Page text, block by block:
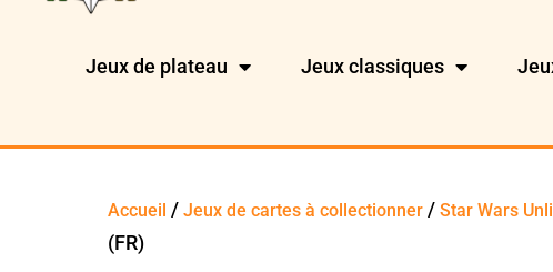
Jeux de plateau Jeux classiques
Accueil /Jeux de cartes à collectionner /Star Wars
(FR)